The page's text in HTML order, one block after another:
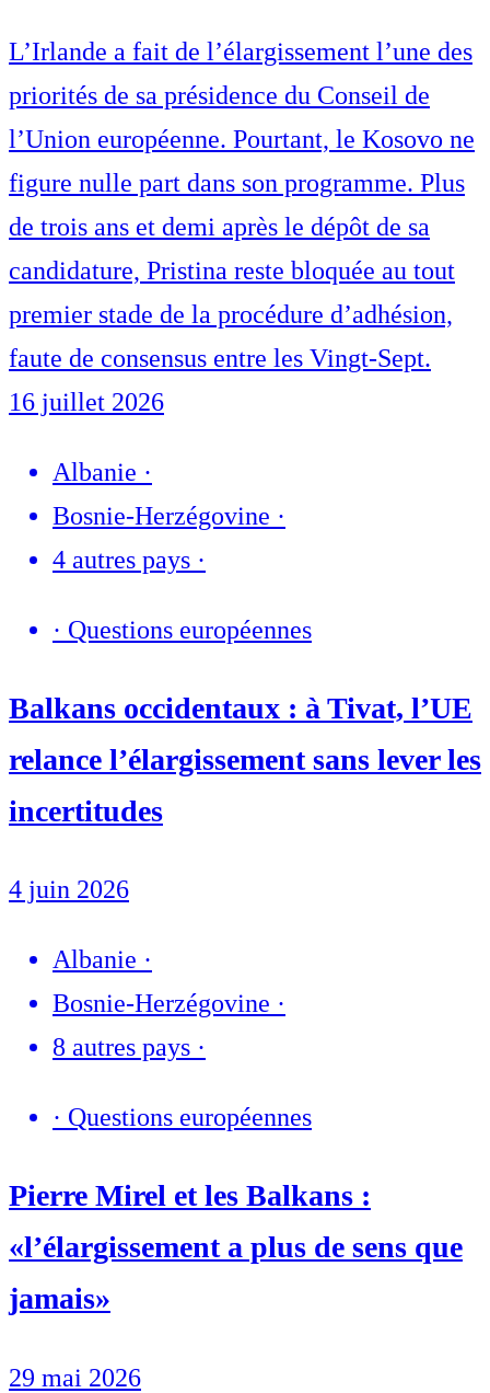
L’Irlande a fait de l’élargissement l’une des
priorités de sa présidence du Conseil de
l’Union européenne. Pourtant, le Kosovo ne
figure nulle part dans son programme. Plus
de trois ans et demi après le dépôt de sa
candidature, Pristina reste bloquée au tout
premier stade de la procédure d’adhésion,
faute de consensus entre les Vingt-Sept.
16 juillet 2026
Albanie ·
Bosnie-Herzégovine ·
4 autres pays ·
· Questions européennes
Balkans occidentaux : à Tivat, l’UE
relance l’élargissement sans lever les
incertitudes
4 juin 2026
Albanie ·
Bosnie-Herzégovine ·
8 autres pays ·
· Questions européennes
Pierre Mirel et les Balkans :
«l’élargissement a plus de sens que
jamais»
29 mai 2026